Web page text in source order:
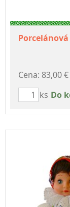
Cena: 83,00 €
ks Do